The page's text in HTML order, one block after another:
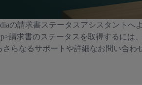
の請求書ステータスアシスタント
請求書のステータスを取得するには
らなるサポートや詳細なお問い合わ